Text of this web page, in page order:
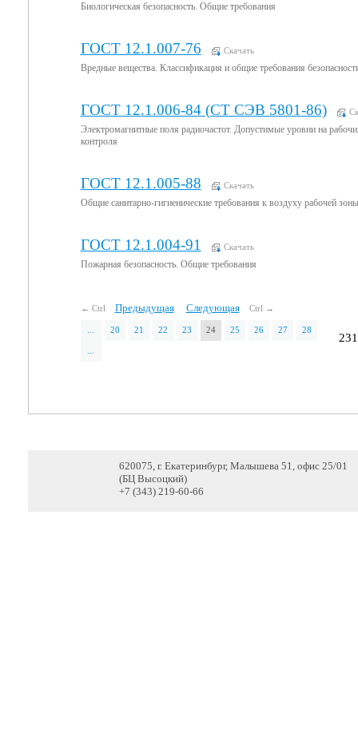
Биологическая безопасность. Общие требования
ГОСТ 12.1.007-76 Скачать
Вредные вещества. Классификация и общие требования
ГОСТ 12.1.006-84 (СТ СЭВ 5801-86)
Электромагнитные поля радиочастот. Допустимые уровни на
контроля
ГОСТ 12.1.005-88 Скачать
Общие санитарно-гигиенические требования к воздуху рабочей зоны
ГОСТ 12.1.004-91 Скачать
Пожарная безопасность. Общие требования
← Ctrl Предыдущая Следующая Ctrl →
20 21 22 23 24 25 26 27 28
620075, г. Екатеринбург, Малышева 51, офис 25/01
(БЦ Высоцкий)
+7 (343) 219-60-66